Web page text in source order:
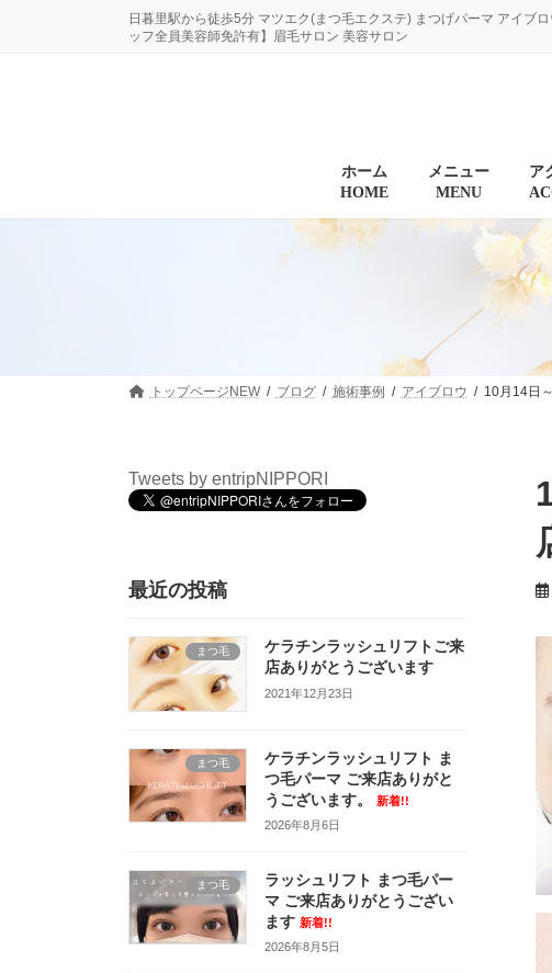
プ
動
日暮里駅から徒歩5分 マツエク(まつ毛エクステ) まつげパーマ アイブ
ッフ全員美容師免許有】眉毛サロン 美容サロン
ホーム
HOME
メニュー
MENU
ア
トップページNEW ブログ 施術事例 アイブロウ 10月14日
Tweets by entripNIPPORI
最近の投稿
まつ毛
ケラチンラッシュリフトご来
店ありがとうございます
2021年12月23日
まつ毛
ケラチンラッシュリフト ま
つ毛パーマ ご来店ありがと
うございます。
新着!!
2026年8月6日
まつ毛
ラッシュリフト まつ毛パー
マ ご来店ありがとうござい
ます 新着!!
2026年8月5日